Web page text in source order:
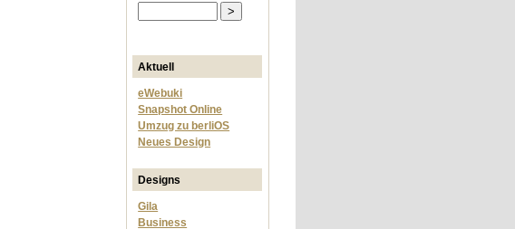
Aktuell
eWebuki
Snapshot Online
Umzug zu berliOS
Neues Design
Designs
Gila
Business